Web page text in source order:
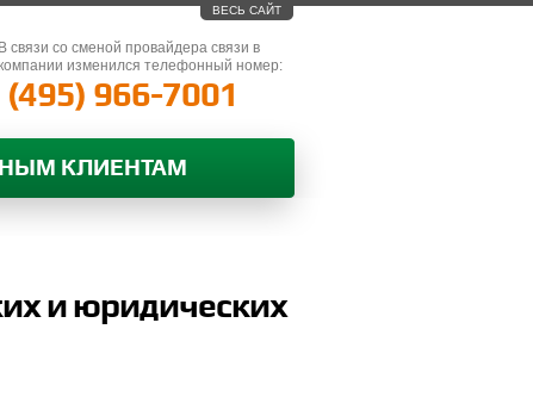
ВЕСЬ САЙТ
В связи со сменой провайдера связи в
изменился телефонный номер:
(495) 966-7001
КЛИЕНТАМ
и юридических